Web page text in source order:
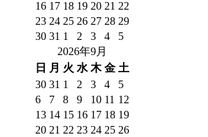
16 17 18 19 20 21 22
23 24 25 26 27 28 29
30 31 1 2 3 4
5
2026年9月
日
月 火 水 木 金 土
30 31 1 2 3 4
5
6
7 8 9 10 11 12
13 14 15 16 17 18 19
20 21 22 23 24 25 26